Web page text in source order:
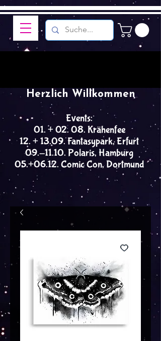
Events:
01. + 02. 08. Krähenfee
12. + 13.09. Fantasypark, Erfurt
09.-11.10. Polaris, Hamburg
05.+06.12. Comic Con, Dortmund
Herzlich Willkommen